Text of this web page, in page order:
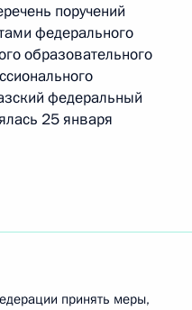
поручений
федерального
образовательного
федеральный
25 января
принять меры,